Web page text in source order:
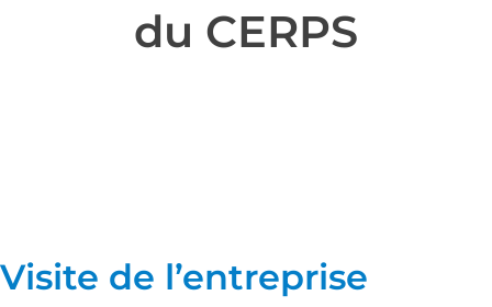
du CERPS
Visite de l’entreprise